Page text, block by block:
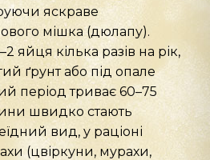
яскраве
мішка (дюлапу).
яйця кілька разів на рік,
ґрунт або під опале
період триває 60–75
швидко стають
вид, у раціоні
(цвіркуни, мурахи,